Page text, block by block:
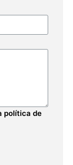
política de